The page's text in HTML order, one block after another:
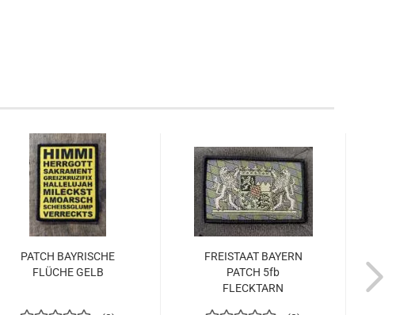
PATCH BAYRISCHE
FLÜCHE GELB
FREISTAAT BAYERN
PATCH 5fb
FLECKTARN